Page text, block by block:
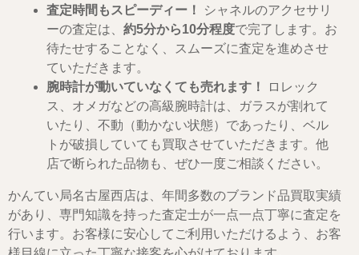
査定時間もスピーディー！
シャネルのアクセサリ
ーの査定は、 約5分から10分程度で完了します。お
待たせすることなく、スムーズに査定を進めさせ
ていただきます。
腕時計が動いていなくても売れます！
ロレック
ス、オメガなどの高級腕時計は、ガラスが割れて
いたり、不動（動かない状態）であったり、ベル
トが破損していても買取させていただきます。他
店で断られた品物も、ぜひ一度ご相談ください。
かんてい局名古屋西店は、年間多数のブランド品買取実績
があり、専門知識を持った査定士が一点一点丁寧に査定を
行います。お客様に安心してご利用いただけるよう、お客